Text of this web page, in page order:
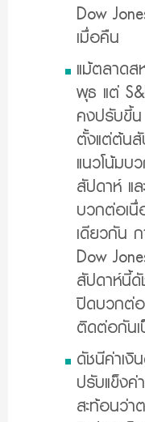
Dow
เมื่อคืน
แม้ตลาด
พุธ แต่
คงปรับขึ้น
ตั้งแต่ต้น
แนวโน้มบ
สัปดาห์ แ
บวกต่อเ
เดียวกัน
Dow
สัปดาห์นี้
ปิดบวกต่อ
ติดต่อกัน
ดัชนีค่าเงิ
ปรับแข็ง
สะท้อนว่า